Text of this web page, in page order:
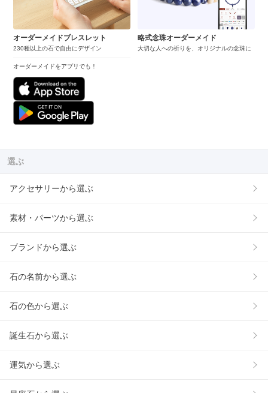
オーダーメイドブレスレット
230種以上の石で自由にデザイン
オーダーメイドをアプリでも！
略式念珠オーダーメイド
大切な人への祈りを、オリジナルの念珠に
選ぶ
アクセサリーから選ぶ
素材・パーツから選ぶ
ブランドから選ぶ
石の名前から選ぶ
石の色から選ぶ
誕生石から選ぶ
運気から選ぶ